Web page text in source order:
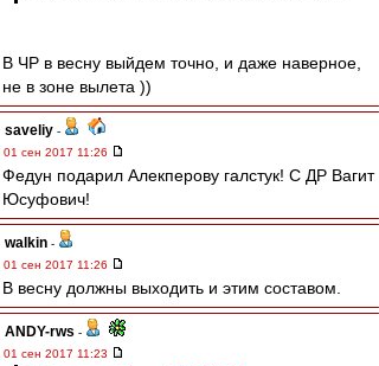
В ЧР в весну выйдем точно, и даже наверное,
не в зоне вылета ))
saveliy -
01 сен 2017 11:26
Федун подарил Алекперову галстук! С ДР Вагит
Юсуфович!
walkin -
01 сен 2017 11:26
В весну должны выходить и этим составом.
ANDY-rws -
01 сен 2017 11:23